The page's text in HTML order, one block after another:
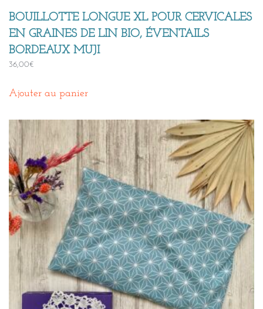
BOUILLOTTE LONGUE XL POUR CERVICALES
EN GRAINES DE LIN BIO, ÉVENTAILS
BORDEAUX MUJI
36,00€
Ajouter au panier